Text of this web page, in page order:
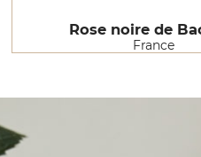
Rose noire de
France